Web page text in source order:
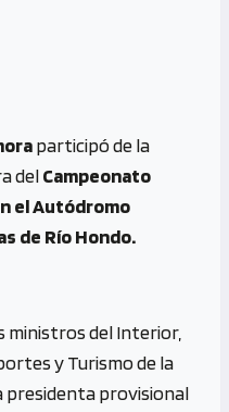
participó de la
delCampeonato
el Autódromo
de Río Hondo.
ministros del Interior,
y Turismo de la
presidenta provisional